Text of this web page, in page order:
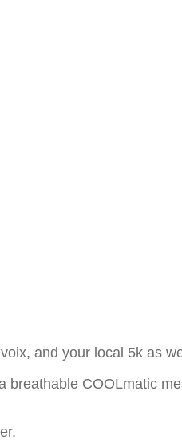
and your local 5k as
COOLmatic